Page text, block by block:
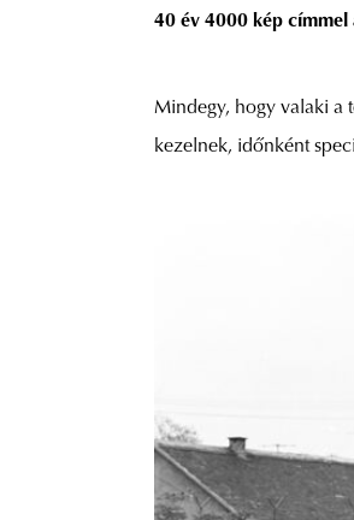
40 év 4000 kép címmel
Mindegy, hogy valaki a
kezelnek, időnként